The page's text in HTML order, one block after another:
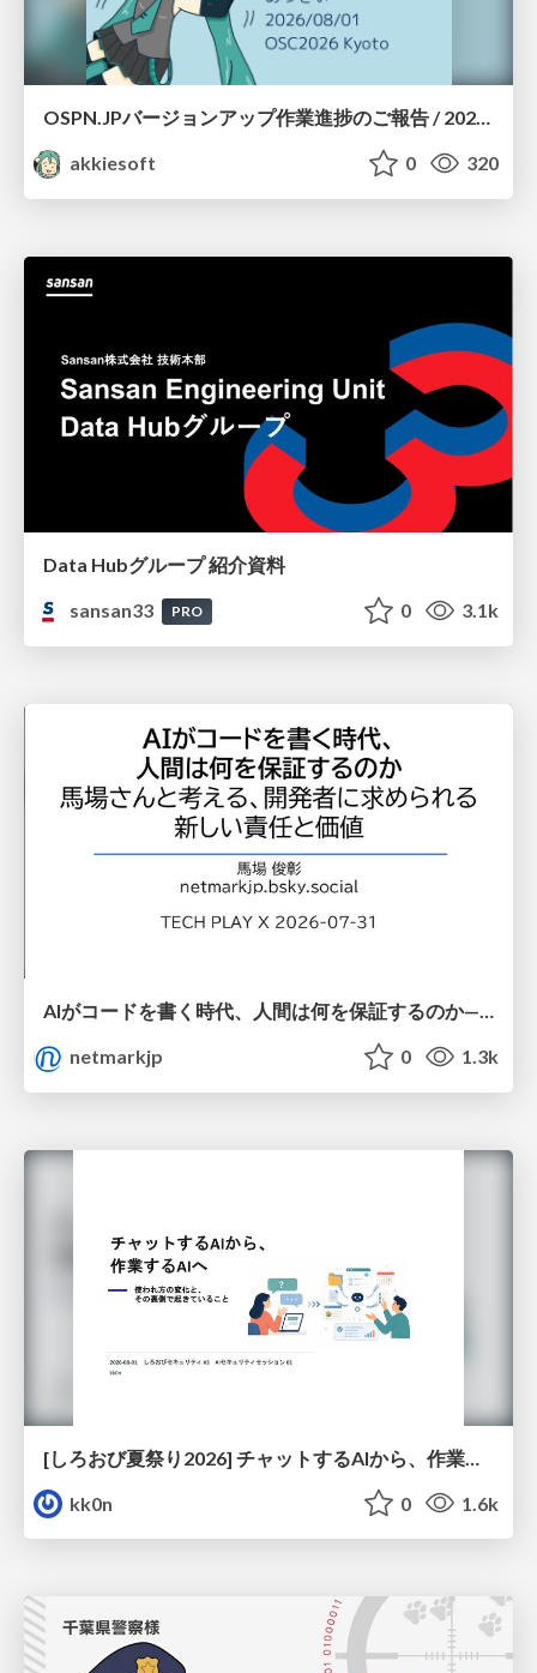
OSPN.JPバージョンアップ作業進捗のご報告 / 20260801-osc26kyoto
akkiesoft
0 320
Data Hubグループ 紹介資料
sansan33
PRO 0 3.1k
AIがコードを書く時代、人間は何を保証するのか———馬場さんと考える、開発者に求められる新しい責任と価値 - TECH PLAY
netmarkjp
0 1.3k
kk0n
0 1.6k